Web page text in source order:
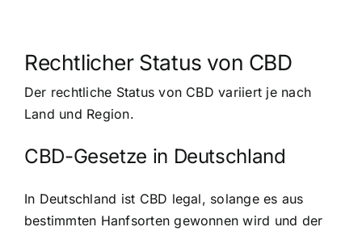
Rechtlicher Status von CBD
Der rechtliche Status von CBD variiert je nach
Land und Region.
CBD-Gesetze in Deutschland
In Deutschland ist CBD legal, solange es aus
bestimmten Hanfsorten gewonnen wird und der